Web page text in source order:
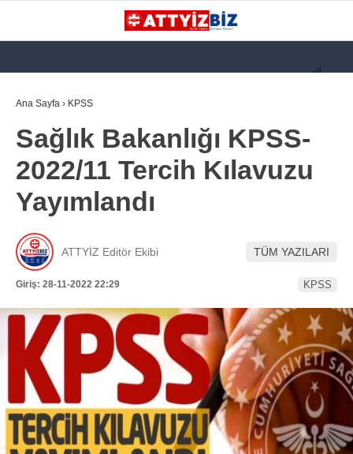
WhatsApp İhbar
Hattı
Facebook
KATEGORİLER
GÜNDEM
112 ACİL
ATT
PARAMEDİK (AABT)
STK
İLANLAR
TERCİH ROBOTU
Ana Sayfa › KPSS
Sağlık Bakanlığı KPSS-
2022/11 Tercih Kılavuzu
Yayımlandı
ATTYİZ Editör Ekibi TÜM YAZILARI
Giriş: 28-11-2022 22:29 KPSS